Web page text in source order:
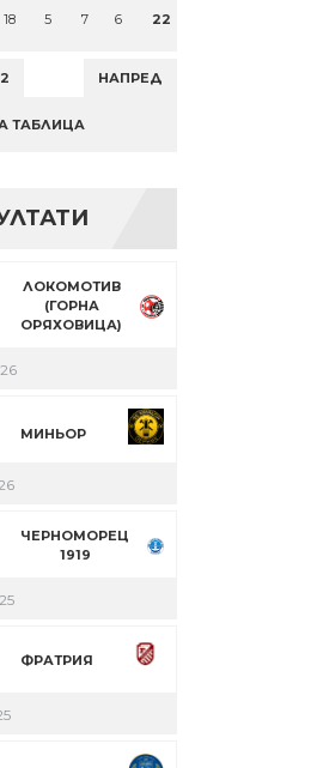
18 5 7 6 22
2 НАПРЕД
ТАБЛИЦА
ЛОКОМОТИВ
(ГОРНА
ОРЯХОВИЦА)
МИНЬОР
ЧЕРНОМОРЕЦ
1919
ФРАТРИЯ